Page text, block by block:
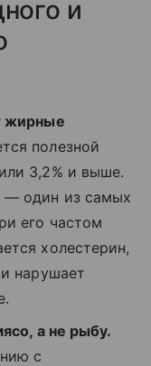
и
жирные
полезной
3,2% и выше.
— один из самых
его частом
холестерин,
нарушает
а не рыбу.
с